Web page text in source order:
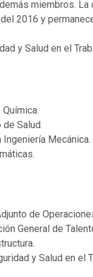
miembros.
2016 y
y Salud en el
Salud.
Ingeniería Mecánica.
de
General de
y Salud en el